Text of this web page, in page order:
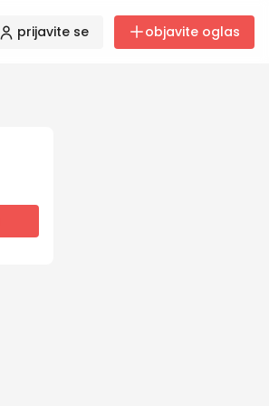
prijavite se objavite oglas